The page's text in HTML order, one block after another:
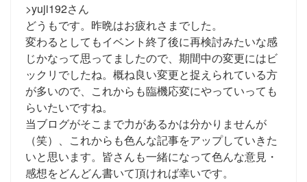
>yuji192さん
どうもです。昨晩はお疲れさまでした。
変わるとしてもイベント終了後に再検討みたいな感
じかなって思ってましたので、期間中の変更にはビ
ックリでしたね。概ね良い変更と捉えられている方
が多いので、これからも臨機応変にやっていっても
らいたいですね。
当ブログがそこまで力があるかは分かりませんが
（笑）、これからも色んな記事をアップしていきた
いと思います。皆さんも一緒になって色んな意見・
感想をどんどん書いて頂ければ幸いです。